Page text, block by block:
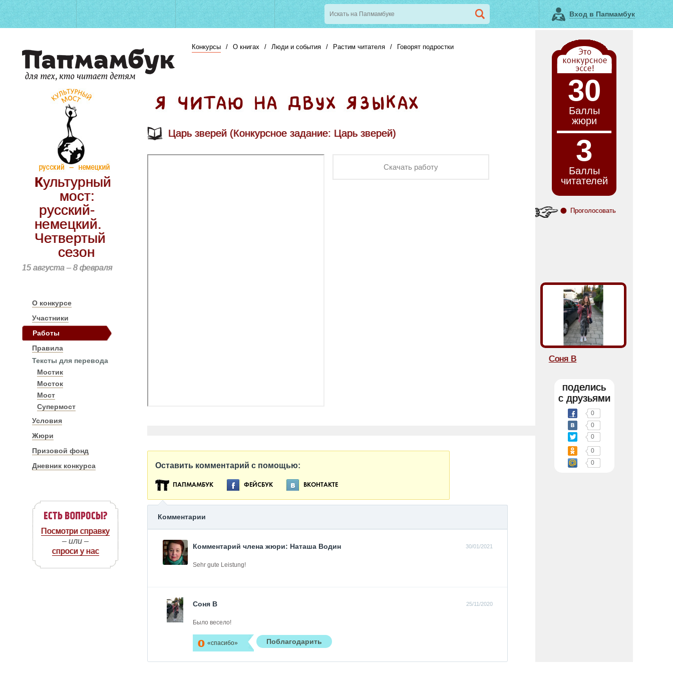
Вход в Папмамбук
Конкурсы / О книгах / Люди и события / Растим читателя / Говорят подростки
Культурный
мост:
русский-
немецкий.
Четвертый
сезон
15 августа – 8 февраля
О конкурсе
Участники
Работы
Правила
Тексты для перевода
Мостик
Мосток
Мост
Супермост
Условия
Жюри
Призовой фонд
Дневник конкурса
Посмотри справку
– или –
спроси у нас
Царь зверей (Конкурсное задание: Царь зверей)
Скачать работу
Оставить комментарий с помощью:
ПАПМАМБУК ФЕЙСБУК ВКОНТАКТЕ
Комментарии
Комментарий члена жюри: Наташа Водин 30/01/2021
Sehr gute Leistung!
Соня В 25/11/2020
Было весело!
0 «спасибо»
30
Баллы
жюри
3
Баллы
читателей
Проголосовать
Соня В
поделись
с друзьями
0
0
0
0
0